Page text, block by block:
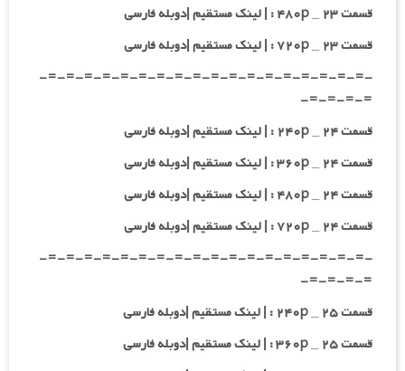
قسمت ۲۳ _ ۴۸۰p : | لینک مستقیم |دوبله فارسی
قسمت ۲۳ _ ۷۲۰p : | لینک مستقیم |دوبله فارسی
-=-=-=-=-=-=-=-=-=-=-=-=-=-=-=-=-=-=-
=-=-=-=-
قسمت ۲۴ _ ۲۴۰p : | لینک مستقیم |دوبله فارسی
قسمت ۲۴ _ ۳۶۰p : | لینک مستقیم |دوبله فارسی
قسمت ۲۴ _ ۴۸۰p : | لینک مستقیم |دوبله فارسی
قسمت ۲۴ _ ۷۲۰p : | لینک مستقیم |دوبله فارسی
-=-=-=-=-=-=-=-=-=-=-=-=-=-=-=-=-=-=-
=-=-=-=-
قسمت ۲۵ _ ۲۴۰p : | لینک مستقیم |دوبله فارسی
قسمت ۲۵ _ ۳۶۰p : | لینک مستقیم |دوبله فارسی